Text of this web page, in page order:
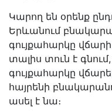
Կարող են օրենք
Երևանում
գույքահարկը
տալիս տուն է
գույքահարկը
հայրենի
ասել է նա։